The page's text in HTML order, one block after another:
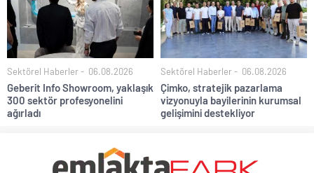
Sektörel Haberler 06.08.2026
Geberit Info Showroom, yaklaşık
300 sektör profesyonelini
ağırladı
Sektörel Haberler 06.08.2026
Çimko, stratejik pazarlama
vizyonuyla bayilerinin kurumsal
gelişimini destekliyor